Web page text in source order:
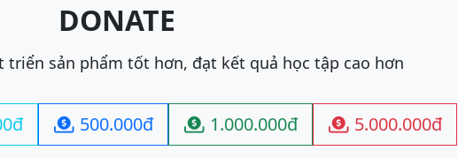
DONATE
sản phẩm tốt hơn, đạt kết quả học tập cao hơn
 500.000đ  1.000.000đ  5.000.000đ